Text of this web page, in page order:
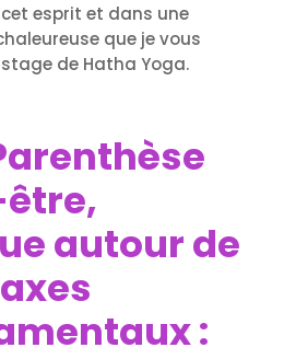
esprit et dans une
que je vous
de Hatha Yoga.
autour de
: